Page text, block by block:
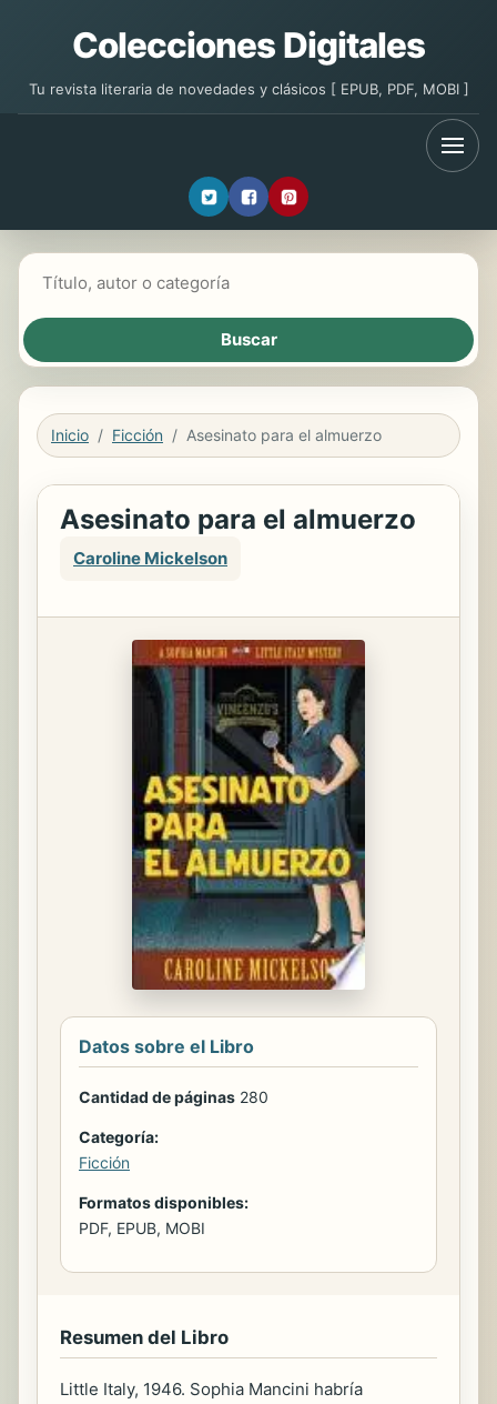
Colecciones Digitales
Tu revista literaria de novedades y clásicos [ EPUB, PDF, MOBI ]
Inicio Ficción Asesinato para el almuerzo
Asesinato para el almuerzo
Caroline Mickelson
Datos sobre el Libro
Cantidad de páginas 280
Categoría:
Ficción
Formatos disponibles:
PDF, EPUB, MOBI
Resumen del Libro
Little Italy, 1946. Sophia Mancini habría